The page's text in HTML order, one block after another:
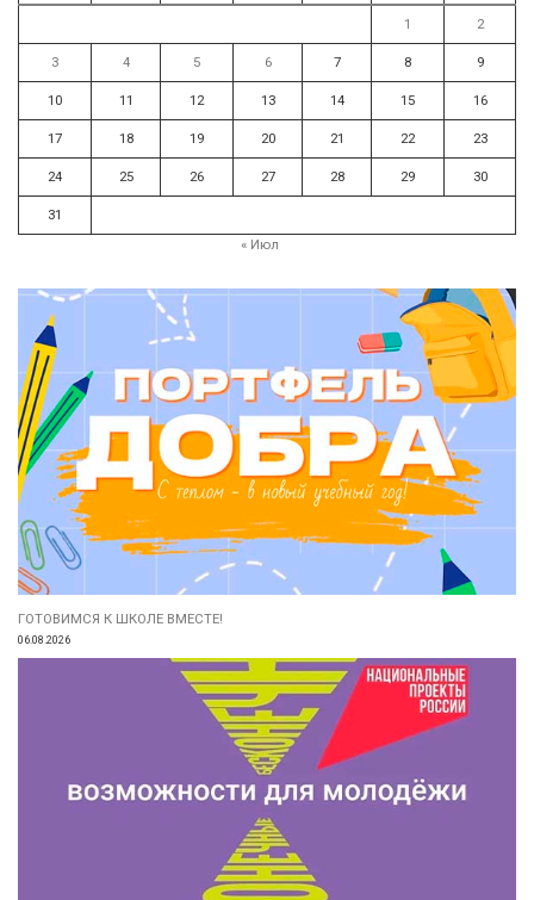
1 2
3 4 5 6 7 8 9
10 11 12 13 14 15 16
17 18 19 20 21 22 23
24 25 26 27 28 29 30
31
« Июл
ГОТОВИМСЯ К ШКОЛЕ ВМЕСТЕ!
06.08.2026